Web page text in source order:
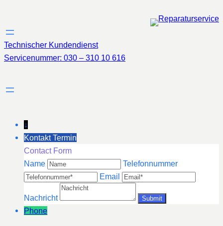
springen
Technischer Kundendienst
Servicenummer: 030 – 310 10 616
↓
Kontakt Termin
Contact Form
Name
Telefonnummer
Email
Nachricht
Phone